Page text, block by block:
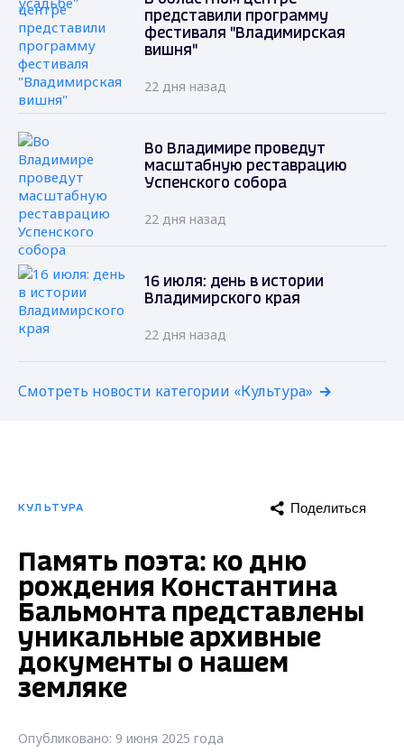
представили программу
фестиваля "Владимирская
вишня"
22 дня назад
Во Владимире проведут
масштабную реставрацию
Успенского собора
22 дня назад
16 июля: день в истории
Владимирского края
22 дня назад
Смотреть новости категории «Культура»
КУЛЬТУРА Поделиться
Память поэта: ко дню
рождения Константина
Бальмонта представлены
уникальные архивные
документы о нашем
земляке
Опубликовано: 9 июня 2025 года